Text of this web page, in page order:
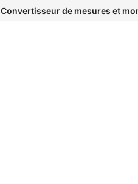
Convertisseur de mesures et